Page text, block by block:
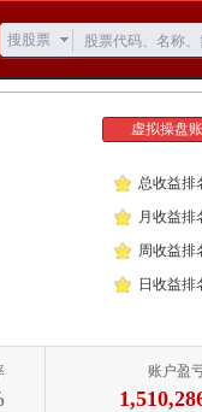
搜股票
虚拟操盘
总收益排
月收益排
周收益排
日收益排
账户盈